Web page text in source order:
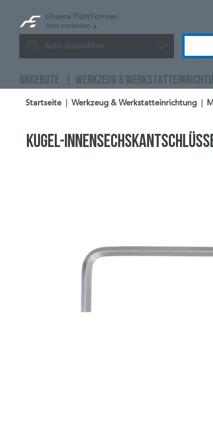
Unsere Plattformen
Jetzt entdecken
Auto auswählen
ANGEBOTE WERKZEUG &
Startseite Werkzeug & Werkstatteinrichtung
Kugel-